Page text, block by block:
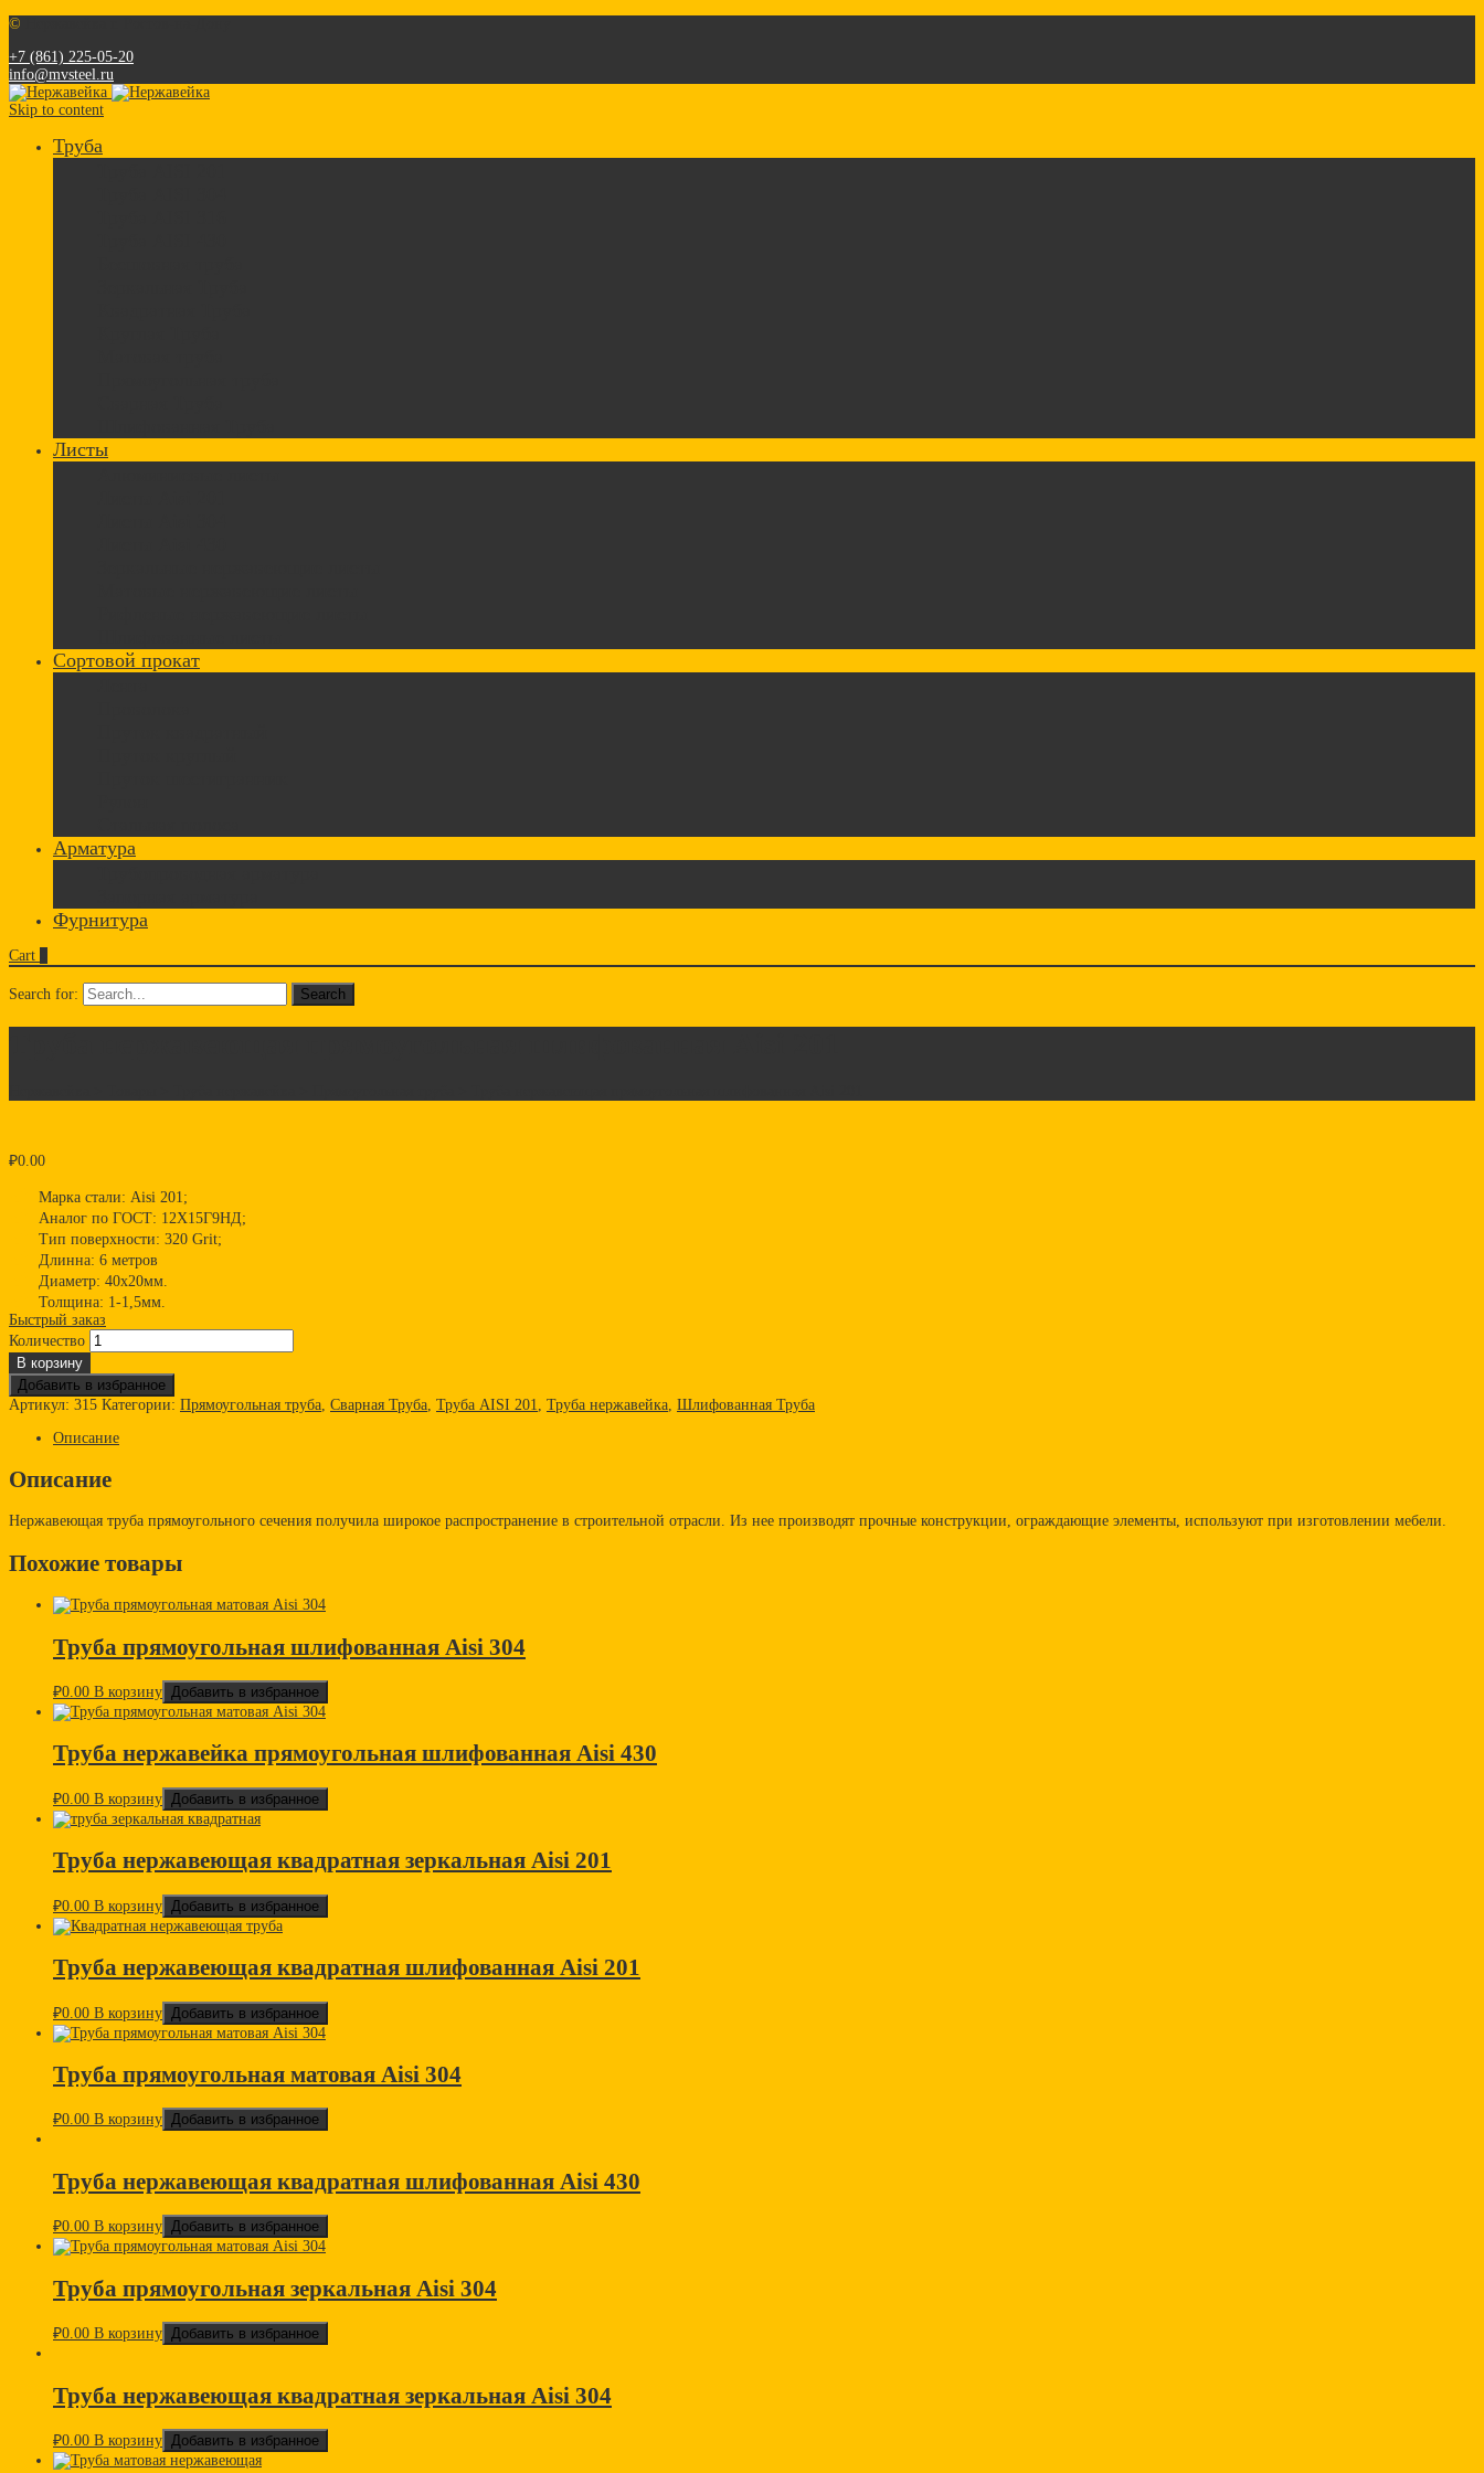
©
+7 (861) 225-05-20
info@mvsteel.ru
Skip to content
Труба
Листы
Сортовой прокат
Арматура
Фурнитура
Cart
Search for:
₽0.00
Марка стали: Aisi 201;
Аналог по ГОСТ: 12Х15Г9НД;
Тип поверхности: 320 Grit;
Длинна: 6 метров
Диаметр: 40х20мм.
Толщина: 1-1,5мм.
Быстрый заказ
Количество
В корзину
Добавить в избранное
Артикул: 315 Категории: Прямоугольная труба Сварная Труба Труба AISI 201 Труба нержавейка Шлифованная Труба
Описание
Описание
Нержавеющая труба прямоугольного сечения получила широкое распространение в строительной отрасли. Из нее производят прочные конструкции, ограждающие элементы, используют при изготовлении мебели.
Похожие товары
Труба прямоугольная шлифованная Aisi 304
₽0.00 В корзину Добавить в избранное
Труба нержавейка прямоугольная шлифованная Aisi 430
₽0.00 В корзину Добавить в избранное
Труба нержавеющая квадратная зеркальная Aisi 201
₽0.00 В корзину Добавить в избранное
Труба нержавеющая квадратная шлифованная Aisi 201
₽0.00 В корзину Добавить в избранное
Труба прямоугольная матовая Aisi 304
₽0.00 В корзину Добавить в избранное
Труба нержавеющая квадратная шлифованная Aisi 430
₽0.00 В корзину Добавить в избранное
Труба прямоугольная зеркальная Aisi 304
₽0.00 В корзину Добавить в избранное
Труба нержавеющая квадратная зеркальная Aisi 304
₽0.00 В корзину Добавить в избранное